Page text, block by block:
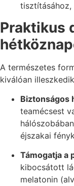
tisztításához,
Praktikus
A természetes
kiválóan
Biztonságos
teamécsest
éjszakai
Támogatja a
kibocsátott
melatonin